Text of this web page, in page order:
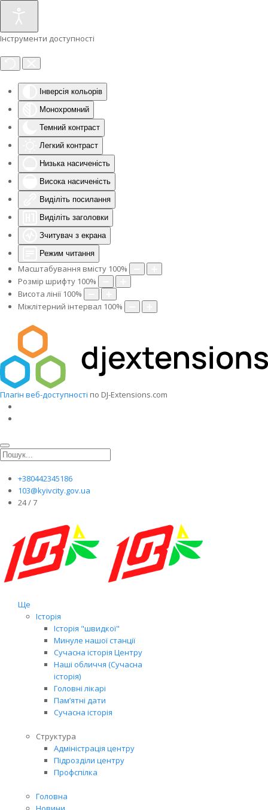
Інструменти доступності
Інверсія кольорів
Монохромний
Темний контраст
Легкий контраст
Низька насиченість
Висока насиченість
Виділіть посилання
Виділіть заголовки
Зчитувач з екрана
Режим читання
Масштабування вмісту 100%
Розмір шрифту 100%
Висота лінії 100%
Міжлітерний інтервал 100%
Плагін веб-доступності по DJ-Extensions.com
+380442345186
103@kyivcity.gov.ua
24 / 7
Ще
Історія
Історія "швидкої"
Минуле нашої станції
Сучасна історія Центру
Наші обличчя (Сучасна
історія)
Головні лікарі
Пам’ятні дати
Сучасна історія
Структура
Адміністрація центру
Підрозділи центру
Профспілка
Головна